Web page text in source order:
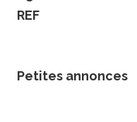
REF
Petites annonces